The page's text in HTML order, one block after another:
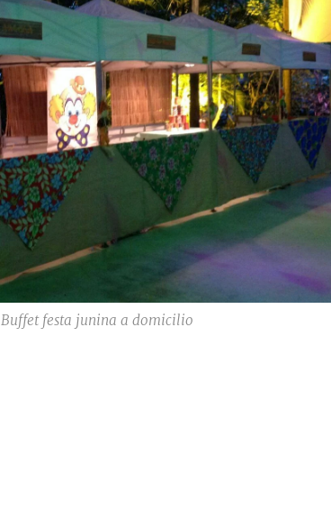
Buffet festa junina a domicilio